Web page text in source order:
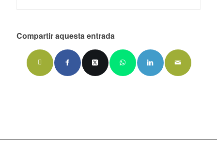
Compartir aquesta entrada